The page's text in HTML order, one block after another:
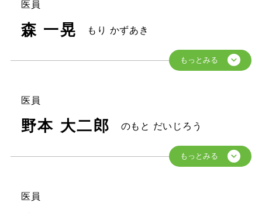
医員
森 一晃 もり かずあき
医員
野本 大二郎 のもと だいじろう
医員